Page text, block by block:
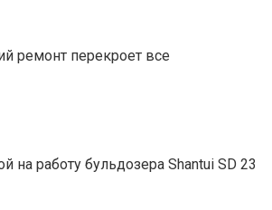
ремонт перекроет все
на работу бульдозера Shantui SD 23